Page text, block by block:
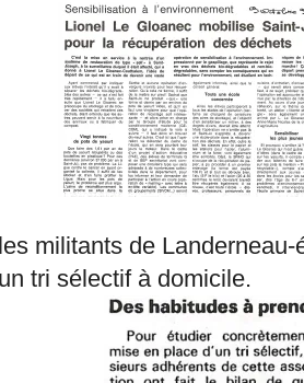
militants de
tri sélectif à domicile.